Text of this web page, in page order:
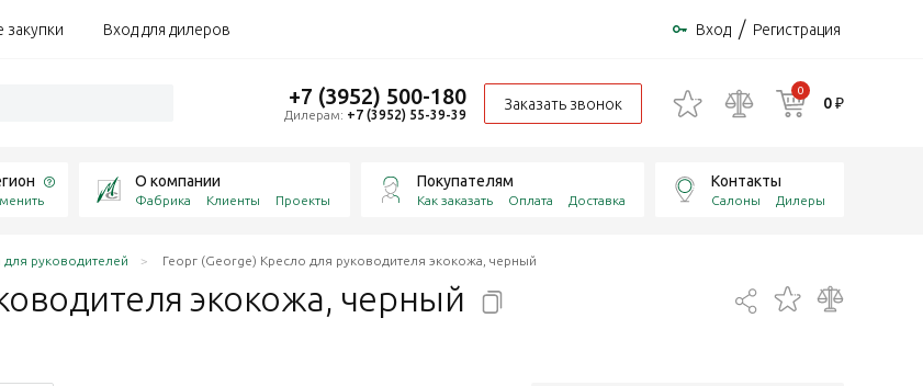
закупки Вход для дилеров Вход / Регистрация
+7 (3952) 500-180
Дилерам: +7 (3952) 55-39-39
Заказать звонок
0
0 ₽
О компании
Фабрика Клиенты Проекты
Покупателям
Как заказать Оплата Доставка
Контакты
Салоны Дилеры
для руководителей Георг (George) Кресло для руководителя экокожа, черный
экокожа, черный